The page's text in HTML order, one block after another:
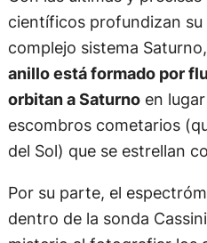
científicos profundizan
complejo sistema
anillo está formado por
orbitan a Saturnoen
escombros cometarios
del Sol) que se estrellan
Por su parte, el
dentro de la sonda